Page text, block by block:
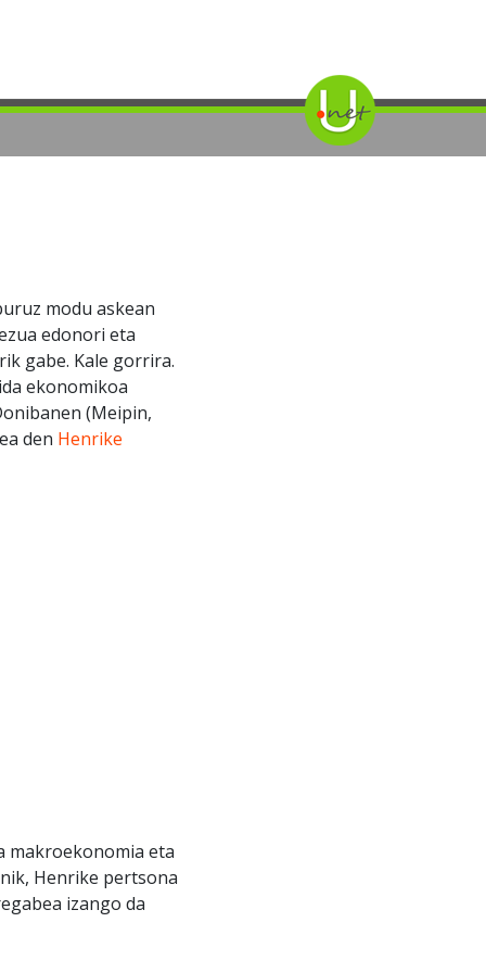
modu askean
edonori eta
gabe. Kale gorrira.
ekonomikoa
(Meipin,
den Henrike
makroekonomia eta
Henrike pertsona
izango da